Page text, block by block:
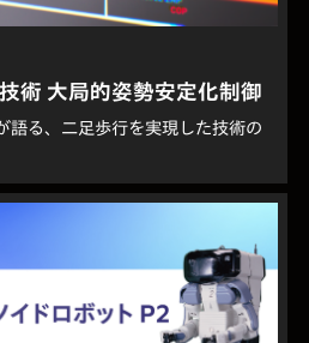
術 大局的姿勢安定化制御
語る、二足歩行を実現した技術の